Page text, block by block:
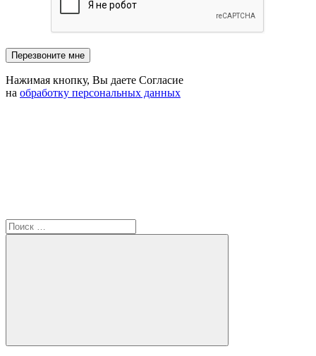
Нажимая кнопку, Вы даете Согласие
на обработку персональных данных